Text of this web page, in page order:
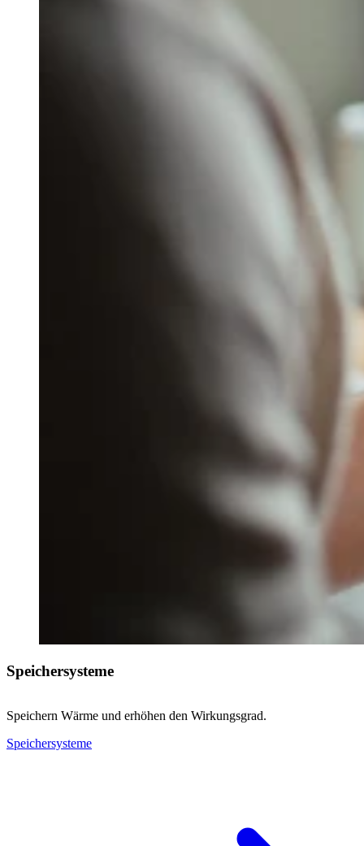
Speichersysteme
Speichern Wärme und erhöhen den Wirkungsgrad.
Speichersysteme